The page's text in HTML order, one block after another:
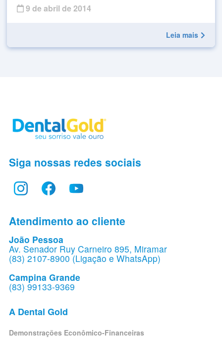
9 de abril de 2014
Leia mais
Siga nossas redes sociais
Atendimento ao cliente
João Pessoa
Av. Senador Ruy Carneiro 895, Miramar
(83) 2107-8900 (Ligação e WhatsApp)
Campina Grande
(83) 99133-9369
A Dental Gold
Demonstrações Econômico-Financeiras